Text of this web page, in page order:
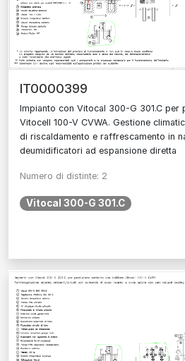
IT0000399
Impianto con Vitocal 300-G 301.C per
Vitocell 100-V CVWA. Gestione
di riscaldamento e raffrescamento in
deumidificatori ad espansione diretta
Numero di distinte: 2
Vitocal 300-G 301.C